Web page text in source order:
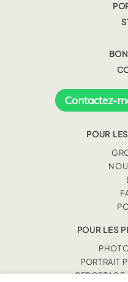
Contactez-
POUR
POUR LES
PORTRAIT